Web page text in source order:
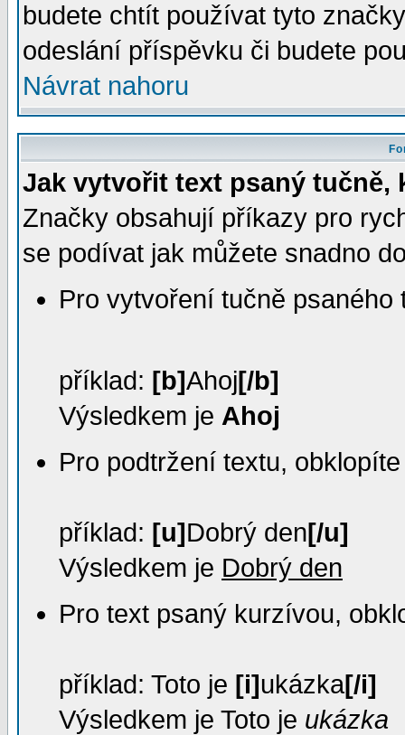
budete chtít používat tyto
odeslání příspěvku či budete
Návrat nahoru
Jak vytvořit text psaný tučně,
Značky obsahují příkazy pro
se podívat jak můžete snadno
Pro vytvoření tučně
příklad: [b]Ahoj[/b]
Výsledkem je Ahoj
Pro podtržení textu,
příklad: [u]Dobrý den[/u]
Výsledkem je Dobrý den
Pro text psaný kurzívou,
příklad: Toto je [i]ukázka[/i]
Výsledkem je Toto je ukázka